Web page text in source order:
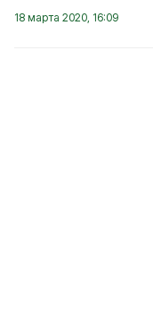
18 марта 2020, 16:09